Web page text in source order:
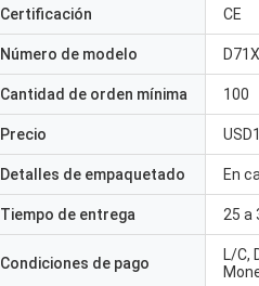
Certificación CE
Número de modelo
Cantidad de orden mínima 100
Precio
Detalles de empaquetado En
Tiempo de entrega 25 a
Condiciones de pago
L/C,